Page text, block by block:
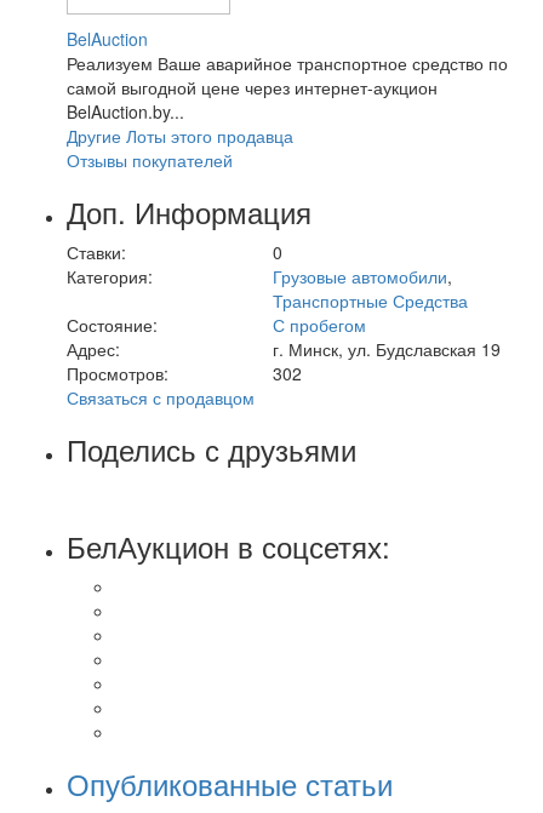
BelAuction
Реализуем Ваше аварийное транспортное средство по
самой выгодной цене через интернет-аукцион
BelAuction.by...
Другие Лоты этого продавца
Отзывы покупателей
Доп. Информация
Ставки:
0
Категория:
Грузовые автомобили,
Транспортные Средства
Состояние:
С пробегом
Адрес:
г. Минск, ул. Будславская 19
Просмотров:
302
Связаться с продавцом
Поделись с друзьями
БелАукцион в соцсетях:
Опубликованные статьи